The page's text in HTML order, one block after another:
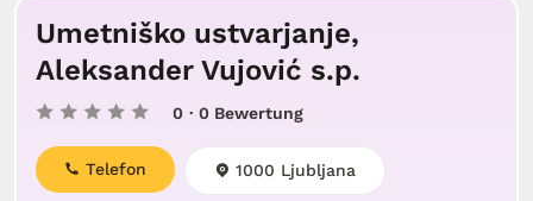
Umetniško ustvarjanje,
Aleksander Vujović s.p.
0 · 0 Bewertung
Telefon 1000 Ljubljana